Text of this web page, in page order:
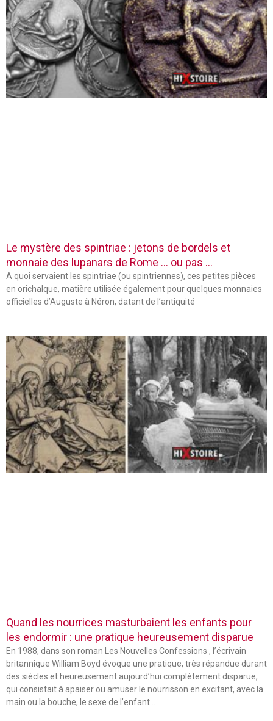
Le mystère des spintriae : jetons de bordels et
monnaie des lupanars de Rome … ou pas …
A quoi servaient les spintriae (ou spintriennes), ces petites pièces
en orichalque, matière utilisée également pour quelques monnaies
officielles d’Auguste à Néron, datant de l’antiquité
Quand les nourrices masturbaient les enfants pour
les endormir : une pratique heureusement disparue
En 1988, dans son roman Les Nouvelles Confessions , l’écrivain
britannique William Boyd évoque une pratique, très répandue durant
des siècles et heureusement aujourd’hui complètement disparue,
qui consistait à apaiser ou amuser le nourrisson en excitant, avec la
main ou la bouche, le sexe de l’enfant…